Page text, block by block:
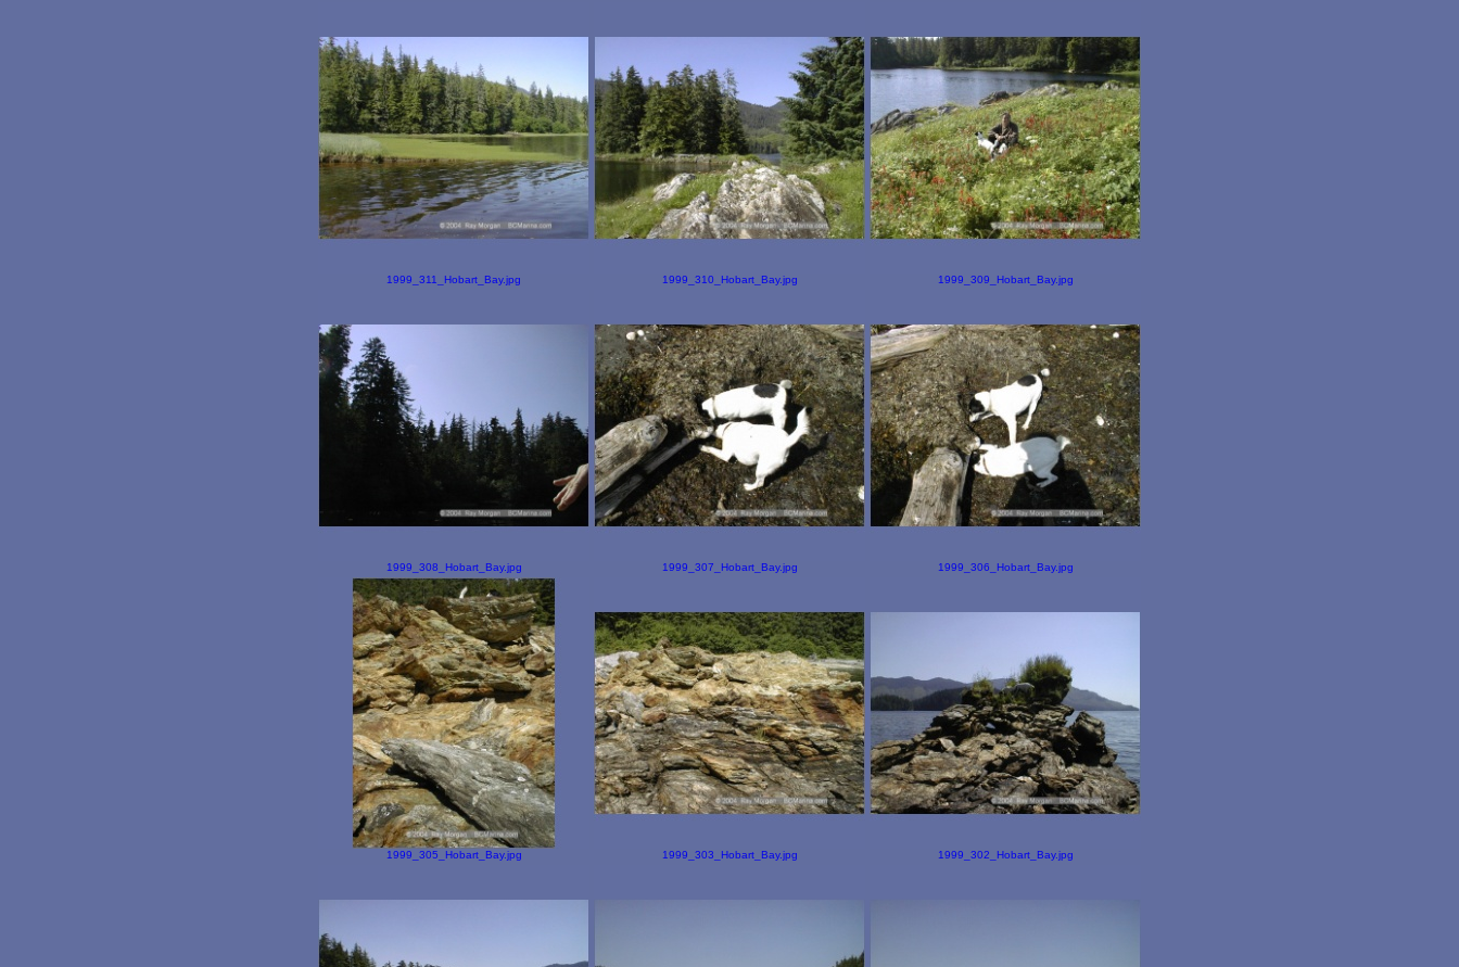
1999_311_Hobart_Bay.jpg 1999_310_Hobart_Bay.jpg 1999_309_Hobart_Bay.jpg
1999_308_Hobart_Bay.jpg 1999_307_Hobart_Bay.jpg 1999_306_Hobart_Bay.jpg
1999_305_Hobart_Bay.jpg 1999_303_Hobart_Bay.jpg 1999_302_Hobart_Bay.jpg